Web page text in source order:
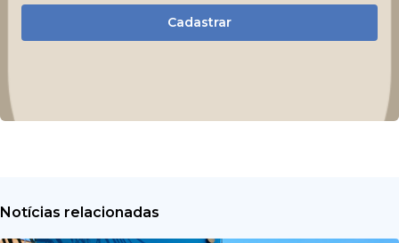
Cadastrar
Notícias relacionadas